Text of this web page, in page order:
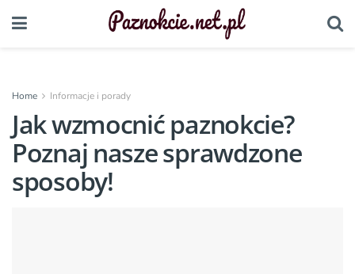
Home Informacje i porady
Jak wzmocnić paznokcie?
Poznaj nasze sprawdzone
sposoby!